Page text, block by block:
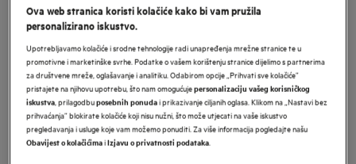
AEG 9000 perilica posuđa
(integrirana) s AirDry tehnologijom
Informacijski list proizvoda
Sigurnosne upute i sigurnosna upozorenja prema EU regulativi
2023/988 navedeni su u poglavljima 1 i 2 korisničkog priručnika.
Ova web stranica koristi kolačiće kako bi vam pružila
personalizirano iskustvo.
Upotrebljavamo kolačiće i srodne tehnologije radi unapređenja mrežne stranice te u
promotivne i marketinške svrhe. Podatke o vašem korištenju stranice dijelimo s partnerima
za društvene mreže, oglašavanje i analitiku. Odabirom opcije „Prihvati sve kolačiće”
pristajete na njihovu upotrebu, što nam omogućujepersonalizaciju vašeg korisničkog
iskustva, prilagodbuposebnih ponudai prikazivanje ciljanih oglasa. Klikom na „Nastavi bez
prihvaćanja” blokirate kolačiće koji nisu nužni, što može utjecati na vaše iskustvo
pregledavanja i usluge koje vam možemo ponuditi. Za više informacija pogledajte našu
Obavijest o kolačićimaiIzjavu o privatnosti podataka.